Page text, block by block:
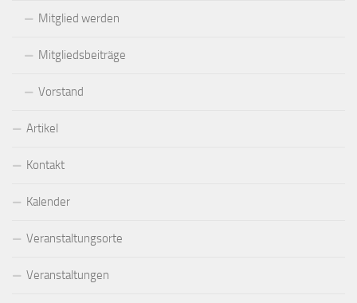
Mitglied werden
Mitgliedsbeiträge
Vorstand
Artikel
Kontakt
Kalender
Veranstaltungsorte
Veranstaltungen